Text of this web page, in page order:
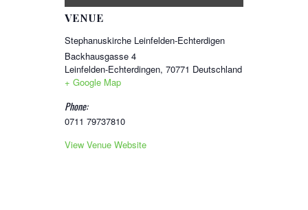
VENUE
Stephanuskirche Leinfelden-Echterdigen
Backhausgasse 4
Leinfelden-Echterdingen, 70771 Deutschland
+ Google Map
Phone:
0711 79737810
View Venue Website